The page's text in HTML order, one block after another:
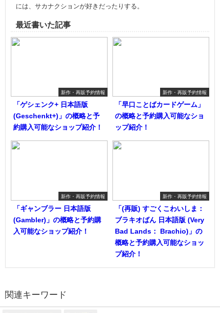
には、サカナクションが好きだったりする。
最近書いた記事
新作・再販予約情報
「ゲシェンク+ 日本語版
(Geschenkt+)」の概略と予
約購入可能なショップ紹介！
新作・再販予約情報
「早口ことばカードゲーム」
の概略と予約購入可能なショ
ップ紹介！
新作・再販予約情報
「ギャンブラー 日本語版
(Gambler)」の概略と予約購
入可能なショップ紹介！
新作・再販予約情報
「(再販) すごくこわいしま：
ブラキオばん 日本語版 (Very
Bad Lands： Brachio)」の
概略と予約購入可能なショッ
プ紹介！
関連キーワード